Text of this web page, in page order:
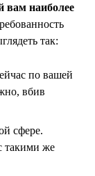
вам наиболее
так:
по вашей
вбив
сфере.
такими же